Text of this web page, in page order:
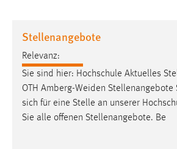
Stellenangebote
Relevanz:
Sie sind hier: Hochschule Aktuelles
OTH Amberg-Weiden Stellenangebote
sich für eine Stelle an unserer
Sie alle offenen Stellenangebote. Be
Performance
Name:
Zweck: